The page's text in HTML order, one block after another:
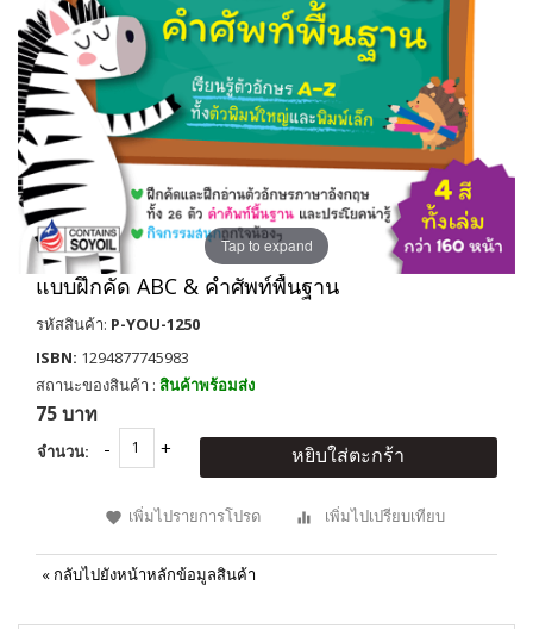
Tap to expand
แบบฝึกคัด ABC & คำศัพท์พื้นฐาน
รหัสสินค้า: P-YOU-1250
ISBN: 1294877745983
สถานะของสินค้า : สินค้าพร้อมส่ง
75 บาท
จำนวน: หยิบใส่ตะกร้า
เพิ่มไปรายการโปรด เพิ่มไปเปรียบเทียบ
« กลับไปยังหน้าหลักข้อมูลสินค้า